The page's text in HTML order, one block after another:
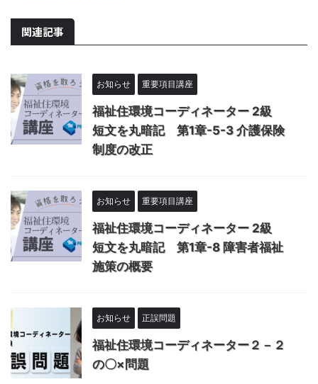
関連記事
お知らせ 重要項目講座
福祉住環境コーディネーター 2級
短文を丸暗記 第1章-5-3 介護保険
制度の改正
お知らせ 重要項目講座
福祉住環境コーディネーター 2級
短文を丸暗記 第1章-8 障害者福祉
施策の概要
お知らせ 正誤問題
福祉住環境コーディネーター２－２
の〇×問題